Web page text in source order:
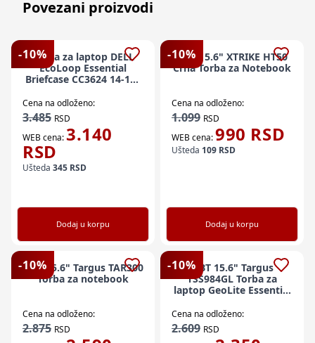
Povezani proizvodi
-10%
Torba za laptop DELL
EcoLoop Essential
Briefcase CC3624 14-16"
Cena na odloženo:
3.485 RSD
WEB cena:3.140
RSD
Ušteda 345 RSD
Dodaj u korpu
-10%
NBT 15.6" XTRIKE HT50
Crna Torba za Notebook
Cena na odloženo:
1.099 RSD
WEB cena:990 RSD
Ušteda 109 RSD
Dodaj u korpu
-10%
NBT 15.6" Targus TAR300
Torba za notebook
Cena na odloženo:
2.875 RSD
-10%NBT 15.6" Targus
TSS984GL Torba za
laptop GeoLite Essential
Cena na odloženo:
2.609 RSD